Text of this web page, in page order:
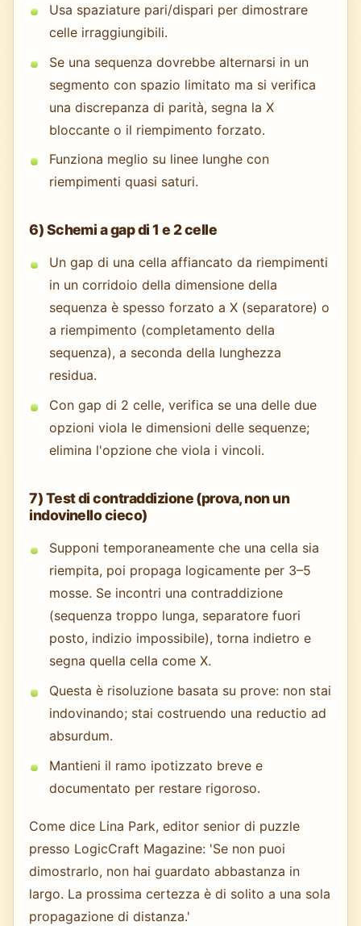
Usa spaziature pari/dispari per dimostrare
celle irraggiungibili.
Se una sequenza dovrebbe alternarsi in un
segmento con spazio limitato ma si verifica
una discrepanza di parità, segna la X
bloccante o il riempimento forzato.
Funziona meglio su linee lunghe con
riempimenti quasi saturi.
6) Schemi a gap di 1 e 2 celle
Un gap di una cella affiancato da riempimenti
in un corridoio della dimensione della
sequenza è spesso forzato a X (separatore) o
a riempimento (completamento della
sequenza), a seconda della lunghezza
residua.
Con gap di 2 celle, verifica se una delle due
opzioni viola le dimensioni delle sequenze;
elimina l'opzione che viola i vincoli.
7) Test di contraddizione (prova, non un
indovinello cieco)
Supponi temporaneamente che una cella sia
riempita, poi propaga logicamente per 3–5
mosse. Se incontri una contraddizione
(sequenza troppo lunga, separatore fuori
posto, indizio impossibile), torna indietro e
segna quella cella come X.
Questa è risoluzione basata su prove: non stai
indovinando; stai costruendo una reductio ad
absurdum.
Mantieni il ramo ipotizzato breve e
documentato per restare rigoroso.
Come dice Lina Park, editor senior di puzzle
presso LogicCraft Magazine: 'Se non puoi
dimostrarlo, non hai guardato abbastanza in
largo. La prossima certezza è di solito a una sola
propagazione di distanza.'